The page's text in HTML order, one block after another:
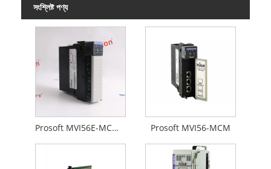
সংশ্লিষ্ট পণ্য
Prosoft MVI56E-MCMXT Prosoft MVI56-MCM